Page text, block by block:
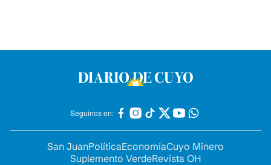
Seguinos en:
San JuanPolíticaEconomíaCuyo Minero
Suplemento VerdeRevista OH